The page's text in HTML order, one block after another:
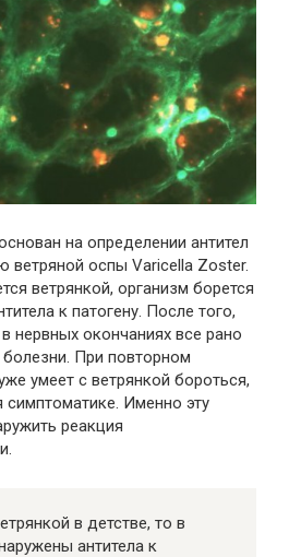
на определении антител
ветряной оспы Varicella Zoster.
ветрянкой, организм борется
к патогену. После того,
нервных окончаниях все рано
При повторном
умеет с ветрянкой бороться,
симптоматике. Именно эту
реакция
в детстве, то в
антитела к